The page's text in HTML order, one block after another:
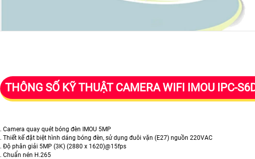
THÔNG SỐ KỸ THUẬT CAMERA WIFI IMOU IPC-
. Camera quay quét bóng đèn IMOU 5MP
. Thiết kế đặt biệt hình dáng bóng đèn, sử dụng đuôi vặn (E27) nguồn 220VAC
. Độ phân giải 5MP (3K) (2880 x 1620)@15fps
. Chuẩn nén H.265